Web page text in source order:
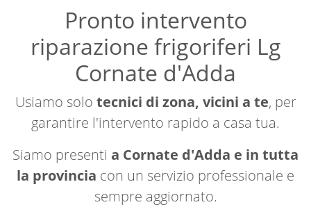
Pronto intervento
riparazione frigoriferi Lg
Cornate d'Adda
Usiamo solo tecnici di zona, vicini a te, per
garantire l'intervento rapido a casa tua.
Siamo presenti a Cornate d'Adda e in tutta
la provincia con un servizio professionale e
sempre aggiornato.